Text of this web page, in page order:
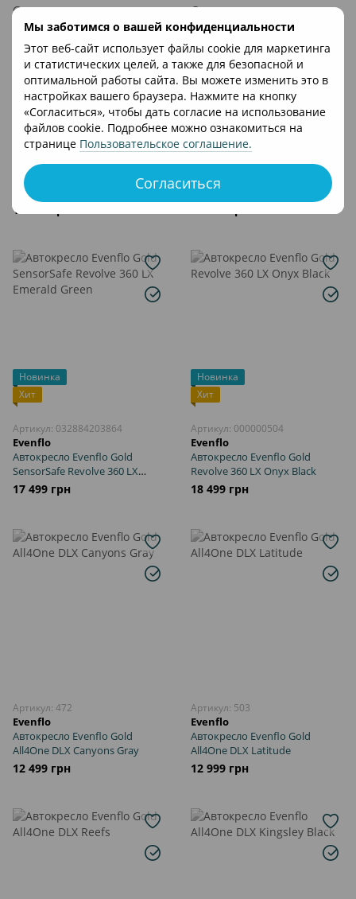
Мы заботимся о вашей конфиденциальности
Этот веб-сайт использует файлы cookie для маркетинга
и статистических целей, а также для безопасной и
оптимальной работы сайта. Вы можете изменить это в
настройках вашего браузера. Нажмите на кнопку
«Согласиться», чтобы дать согласие на использование
файлов cookie. Подробнее можно ознакомиться на
странице Пользовательское соглашение.
Согласиться
Новинка
Хит
Артикул: 000000541
Evenflo
Автокресло Evenflo Revolve
360 LX Amherst Gray
17 499 грн
Новинка
Хит
Артикул: 000000501
Evenflo
Автокресло Evenflo Gold
Revolve 360 LX Moonstone
Gray
Новинка
Хит
Артикул: 032884203864
Evenflo
Автокресло Evenflo Gold
SensorSafe Revolve 360 LX
Emerald Green
17 499 грн
Новинка
Хит
Артикул: 000000504
Evenflo
Автокресло Evenflo Gold
Revolve 360 LX Onyx Black
18 499 грн
Артикул: 472
Evenflo
Автокресло Evenflo Gold
All4One DLX Canyons Gray
12 499 грн
Артикул: 503
Evenflo
Автокресло Evenflo Gold
All4One DLX Latitude
12 999 грн